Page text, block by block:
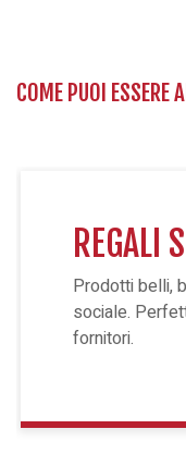
COME PUOI ESSERE
REGALI
Prodotti belli,
sociale.
fornitori.